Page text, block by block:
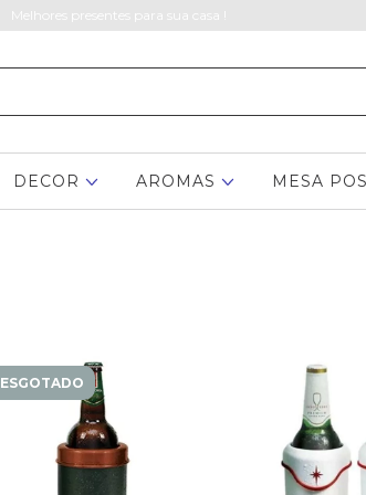
Melhores presentes para sua casa !
DECOR AROMAS MESA
ESGOTADO